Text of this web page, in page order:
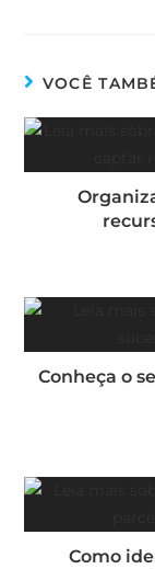
VOCÊ
Conheça o
Como